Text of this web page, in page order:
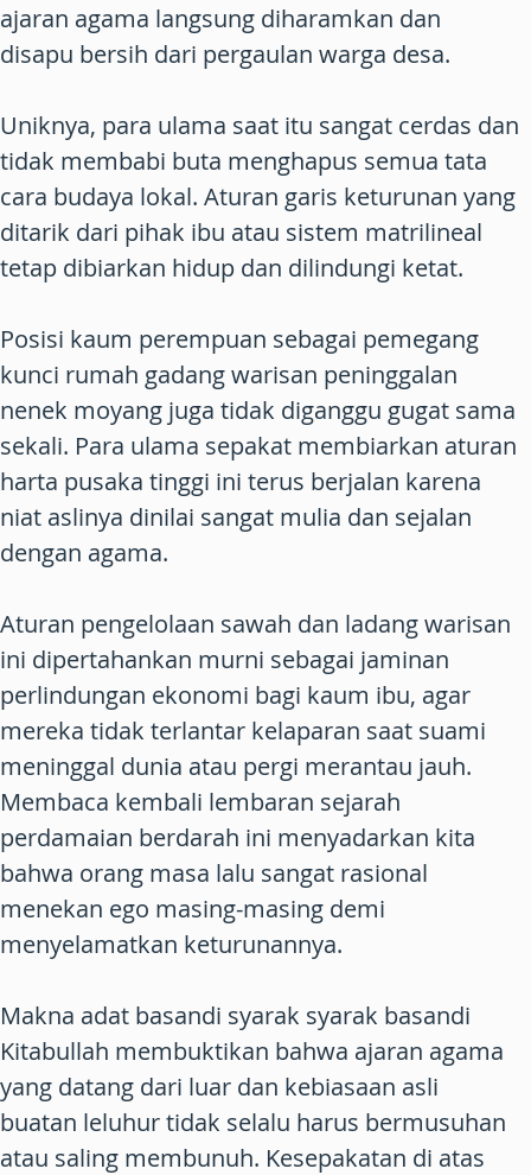
ajaran agama langsung diharamkan dan
disapu bersih dari pergaulan warga desa.
Uniknya, para ulama saat itu sangat cerdas dan
tidak membabi buta menghapus semua tata
cara budaya lokal. Aturan garis keturunan yang
ditarik dari pihak ibu atau sistem matrilineal
tetap dibiarkan hidup dan dilindungi ketat.
Posisi kaum perempuan sebagai pemegang
kunci rumah gadang warisan peninggalan
nenek moyang juga tidak diganggu gugat sama
sekali. Para ulama sepakat membiarkan aturan
harta pusaka tinggi ini terus berjalan karena
niat aslinya dinilai sangat mulia dan sejalan
dengan agama.
Aturan pengelolaan sawah dan ladang warisan
ini dipertahankan murni sebagai jaminan
perlindungan ekonomi bagi kaum ibu, agar
mereka tidak terlantar kelaparan saat suami
meninggal dunia atau pergi merantau jauh.
Membaca kembali lembaran sejarah
perdamaian berdarah ini menyadarkan kita
bahwa orang masa lalu sangat rasional
menekan ego masing-masing demi
menyelamatkan keturunannya.
Makna adat basandi syarak syarak basandi
Kitabullah membuktikan bahwa ajaran agama
yang datang dari luar dan kebiasaan asli
buatan leluhur tidak selalu harus bermusuhan
atau saling membunuh. Kesepakatan di atas